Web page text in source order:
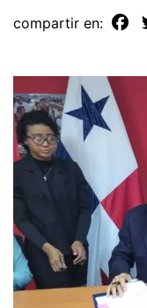
compartir en: